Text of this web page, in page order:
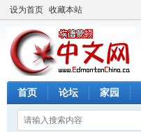
设为首页 收藏本站
首页 论坛 家园